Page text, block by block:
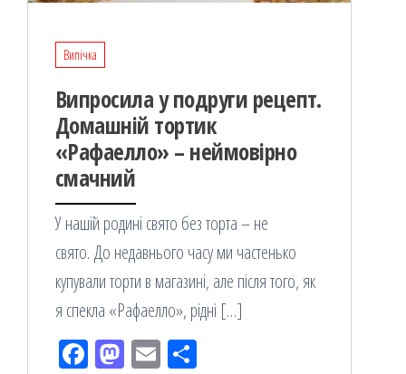
Випічка
Випросила у подруги рецепт.
Домашній тортик
«Рафаелло» – неймовірно
смачний
У нашій родині свято без торта – не
свято. До недавнього часу ми частенько
купували торти в магазині, але після того, як
я спекла «Рафаелло», рідні […]
Fac M Em